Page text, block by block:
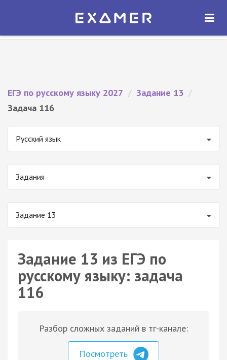
Экзамер — ЕГЭ 2027
ОТКРЫТЬ
ЕГЭ по русскому языку 2027 / Задание 13 /
Задача 116
Русский язык
Задания
Задание 13
Задание 13 из ЕГЭ по
русскому языку: задача
116
Разбор сложных заданий в тг-канале:
Посмотреть